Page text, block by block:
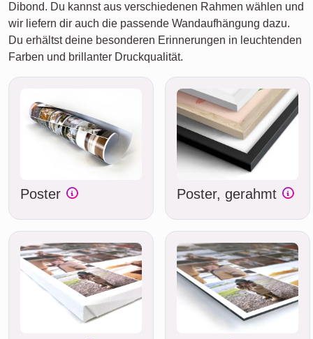
Dibond. Du kannst aus verschiedenen Rahmen wählen und
wir liefern dir auch die passende Wandaufhängung dazu.
Du erhältst deine besonderen Erinnerungen in leuchtenden
Farben und brillanter Druckqualität.
Poster Poster, gerahmt